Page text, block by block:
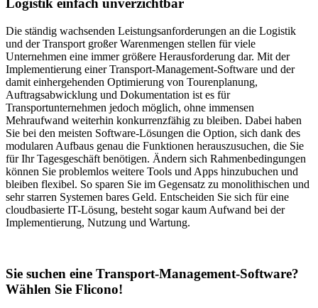
Logistik einfach unverzichtbar
Die ständig wachsenden Leistungsanforderungen an die Logistik
und der Transport großer Warenmengen stellen für viele
Unternehmen eine immer größere Herausforderung dar. Mit der
Implementierung einer Transport-Management-Software und der
damit einhergehenden Optimierung von Tourenplanung,
Auftragsabwicklung und Dokumentation ist es für
Transportunternehmen jedoch möglich, ohne immensen
Mehraufwand weiterhin konkurrenzfähig zu bleiben. Dabei haben
Sie bei den meisten Software-Lösungen die Option, sich dank des
modularen Aufbaus genau die Funktionen herauszusuchen, die Sie
für Ihr Tagesgeschäft benötigen. Ändern sich Rahmenbedingungen
können Sie problemlos weitere Tools und Apps hinzubuchen und
bleiben flexibel. So sparen Sie im Gegensatz zu monolithischen und
sehr starren Systemen bares Geld. Entscheiden Sie sich für eine
cloudbasierte IT-Lösung, besteht sogar kaum Aufwand bei der
Implementierung, Nutzung und Wartung.
Sie suchen eine Transport-Management-Software?
Wählen Sie Flicono!